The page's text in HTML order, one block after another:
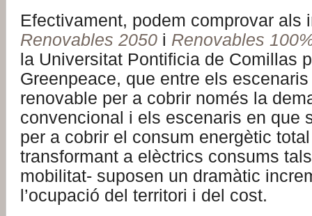
Efectivament, podem comprovar als
Renovables 2050 i Renovables
la Universitat Pontificia de Comillas
Greenpeace, que entre els
renovable per a cobrir només la
convencional i els escenaris en que
per a cobrir el consum energètic
transformant a elèctrics consums
mobilitat- suposen un dramàtic
l’ocupació del territori i del cost.